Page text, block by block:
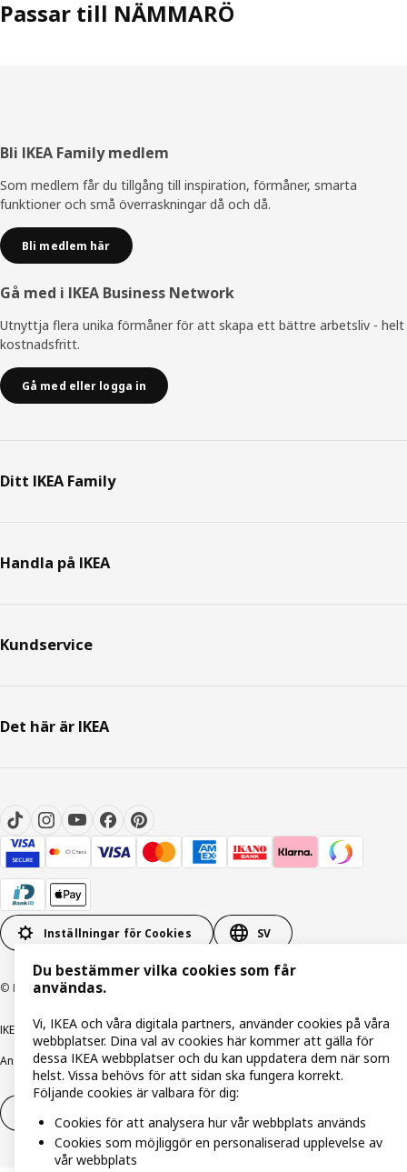
Passar till NÄMMARÖ
Sidfot
Bli IKEA Family medlem
Som medlem får du tillgång till inspiration, förmåner, smarta
funktioner och små överraskningar då och då.
Bli medlem här
Gå med i IKEA Business Network
Utnyttja flera unika förmåner för att skapa ett bättre arbetsliv - helt
kostnadsfritt.
Gå med eller logga in
Ditt IKEA Family
Handla på IKEA
Kundservice
Det här är IKEA
Inställningar för Cookies SV
© Inter IKEA Systems B.V. 1999-2026
IKEA Family integritetspolicyIntegritetspolicyCookiepolicy
Ansvarsfullt avslöjandepolicyE-postKöp- & leveransvillkorBolagsinformation
Utöva ångerrätten för tjänster
Du bestämmer vilka cookies som får
användas.
Vi, IKEA och våra digitala partners, använder cookies på våra
webbplatser. Dina val av cookies här kommer att gälla för
dessa IKEA webbplatser och du kan uppdatera dem när som
helst. Vissa behövs för att sidan ska fungera korrekt.
Följande cookies är valbara för dig:
Cookies för att analysera hur vår webbplats används
Cookies som möjliggör en personaliserad upplevelse av
vår webbplats